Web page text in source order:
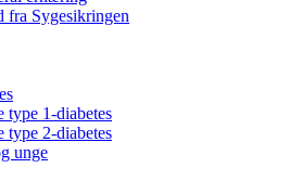
fra Sygesikringen
type 1-diabetes
type 2-diabetes
unge